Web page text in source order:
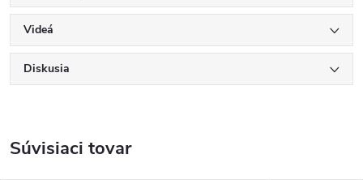
Videá
Diskusia
Súvisiaci tovar